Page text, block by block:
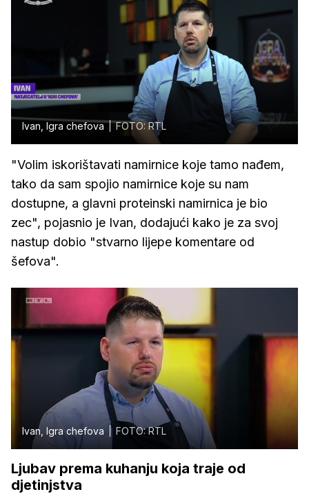
Ivan, Igra chefova FOTO: RTL
"Volim iskorištavati namirnice koje tamo nađem,
tako da sam spojio namirnice koje su nam
dostupne, a glavni proteinski namirnica je bio
zec", pojasnio je Ivan, dodajući kako je za svoj
nastup dobio "stvarno lijepe komentare od
šefova".
Ivan, Igra chefova FOTO: RTL
Ljubav prema kuhanju koja traje od
djetinjstva